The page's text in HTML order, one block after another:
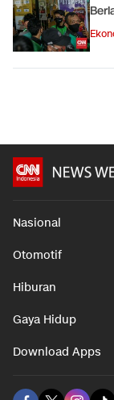
Nasional
Otomotif
Hiburan
Gaya Hidup
Download Apps